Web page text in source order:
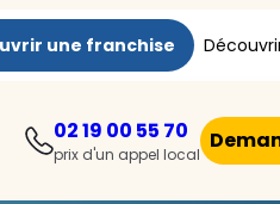
une franchise Découvrir
02 19 00 55 70
prix d'un appel local